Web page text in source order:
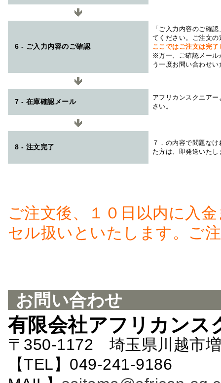
6 - ご入力内容のご確認
「ご入力内容のご確
てください。ご注文
ここではご注文は完
※万一、ご確認メール
う一度お問い合わせ
7 - 在庫確認メール
アフリカンスクエアー
さい。
8 - 注文完了
７．の内容で問題な
た方は、即発送いたし
ご注文後、１０日以内に入
セル扱いといたします。ご
お問い合わせ
有限会社アフリカンス
〒350-1172 埼玉県川越市
【TEL】049-241-